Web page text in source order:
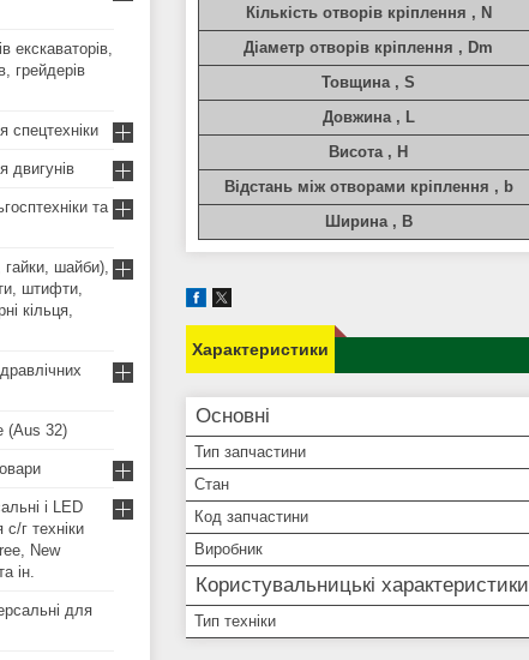
Кількість отворів кріплення , N
Діаметр отворів кріплення , Dm
Товщина , S
Довжина , L
Висота , H
Відстань між отворами кріплення , b
Ширина , B
Характеристики
Основні
Тип запчастини
Стан
Код запчастини
Виробник
Користувальницькі характеристики
Тип техніки
екскаваторів,
грейдерів
спецтехніки
двигунів
та
гайки, шайби),
штифти,
кільця,
(Aus 32)
і LED
г техніки
New
ін.
для